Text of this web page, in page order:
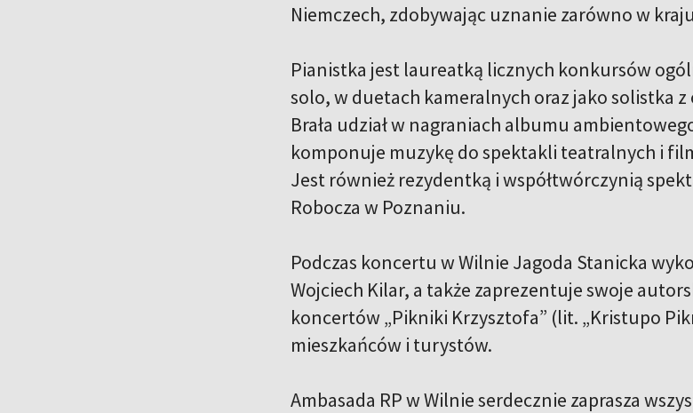
Niemczech, zdobywając uznanie zarówno w
Pianistka jest laureatką licznych konkursów
solo, w duetach kameralnych oraz jako solistka
Brała udział w nagraniach albumu
komponuje muzykę do spektakli teatralnych i
Jest również rezydentką i współtwórczynią
Robocza w Poznaniu.
Podczas koncertu w Wilnie Jagoda Stanicka
Wojciech Kilar, a także zaprezentuje swoje
koncertów „Pikniki Krzysztofa” (lit. „Kristupo
mieszkańców i turystów.
Ambasada RP w Wilnie serdecznie zaprasza